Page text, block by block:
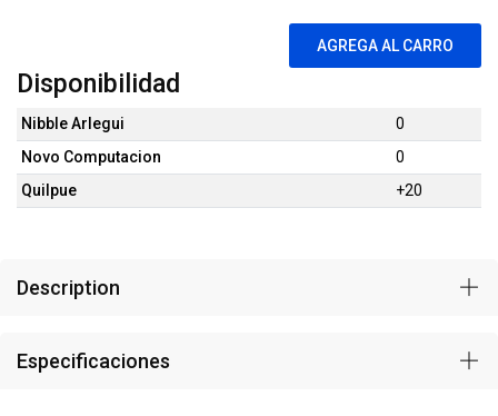
AGREGA AL CARRO
Disponibilidad
Nibble Arlegui
0
Novo Computacion
0
Quilpue
+20
Description
Especificaciones